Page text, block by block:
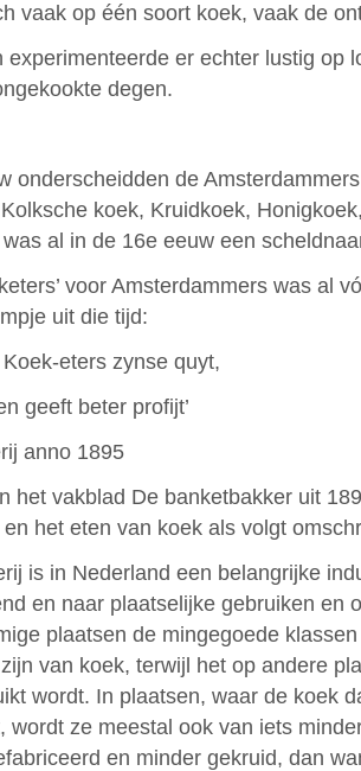
vaak op één soort koek, vaak de
experimenteerde er echter lustig op
degen.
onderscheidden de
koek, Kruidkoek,
al in de 16e eeuw een
voor Amsterdammers was al
uit die tijd:
Koek-eters zynse quyt,
geeft beter profijt’
anno 1895
het vakblad De banketbakker uit
het eten van koek als volgt
is in Nederland een belangrijke
en naar plaatselijke gebruiken en
plaatsen de mingegoede
van koek, terwijl het op andere
wordt. In plaatsen, waar de koek
wordt ze meestal ook van iets
en minder gekruid, dan